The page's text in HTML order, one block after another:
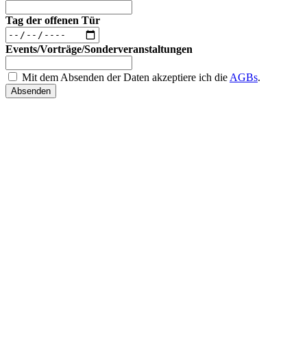
Tag der offenen Tür
Events/Vorträge/Sonderveranstaltungen
Mit dem Absenden der Daten akzeptiere ich die AGBs.
Absenden